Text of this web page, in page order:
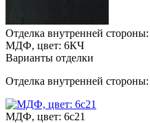
Отделка внутренней стороны:
МДФ, цвет: 6КЧ
Варианты отделки
Отделка внутренней стороны:
МДФ, цвет: 6с21